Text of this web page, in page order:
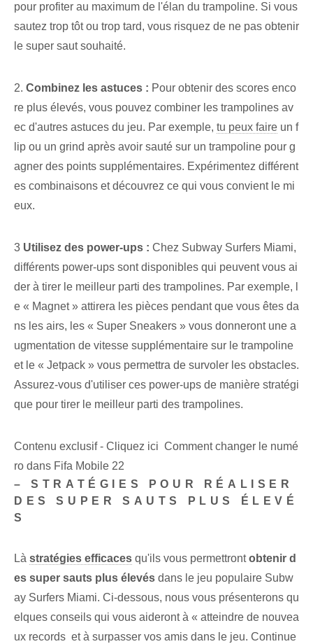
pour profiter au maximum de l'élan du trampoline. Si vous
sautez trop tôt ou trop tard, vous risquez de ne pas obtenir
le super saut souhaité.
2. Combinez les astuces : Pour obtenir des scores enco
re plus élevés, vous pouvez combiner les trampolines av
ec d'autres astuces du jeu. Par exemple,​ tu peux faire un f
lip ou un grind après avoir sauté sur un trampoline pour g
agner des points supplémentaires. Expérimentez différent
es combinaisons et découvrez ce qui vous convient le mi
eux.
3 Utilisez des power-ups : Chez Subway Surfers Miami,
différents power-ups sont disponibles qui peuvent vous ai
der à tirer le meilleur parti des trampolines. Par exemple, l
e « Magnet » attirera les pièces pendant que vous êtes da
ns les airs, les « Super Sneakers »⁢ vous donneront une a
ugmentation de vitesse supplémentaire sur le trampoline
et le « Jetpack » vous permettra de survoler les obstacles.
Assurez-vous d'utiliser ces power-ups de manière stratégi
que pour tirer le meilleur parti des trampolines.
Contenu exclusif - Cliquez ici Comment changer le numé
ro dans Fifa Mobile 22
– STRATÉGIES POUR RÉALISER
DES SUPER SAUTS PLUS ÉLEVÉ
S⁢
Là stratégies efficaces qu'ils vous permettrontobtenir d
es super sauts plus élevés dans le jeu populaire Subw
ay Surfers Miami. Ci-dessous, nous vous présenterons qu
elques conseils qui vous aideront à « atteindre de nouvea
ux records ⁢ et à surpasser vos amis dans le jeu.⁢ Continue